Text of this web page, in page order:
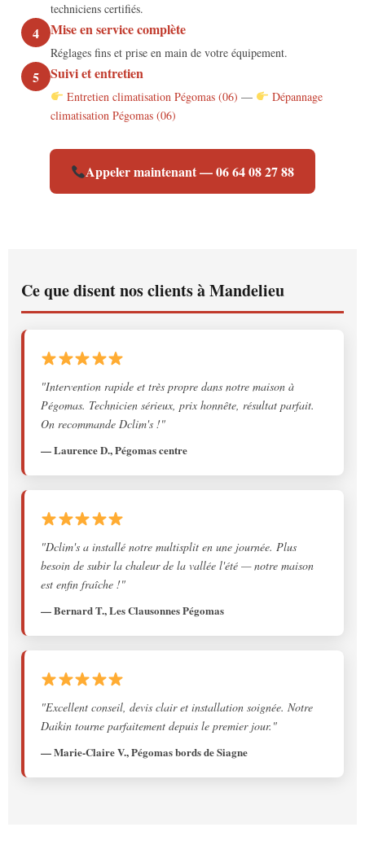
techniciens certifiés.
4 Mise en service complète
Réglages fins et prise en main de votre équipement.
5 Suivi et entretien
Entretien climatisation Pégomas (06) —
Dépannage
climatisation Pégomas (06)
Appeler maintenant — 06 64 08 27 88
Ce que disent nos clients à Mandelieu
"Intervention rapide et très propre dans notre maison à
Pégomas. Technicien sérieux, prix honnête, résultat parfait.
On recommande Dclim's !"
— Laurence D., Pégomas centre
"Dclim's a installé notre multisplit en une journée. Plus
besoin de subir la chaleur de la vallée l'été — notre maison
est enfin fraîche !"
— Bernard T., Les Clausonnes Pégomas
"Excellent conseil, devis clair et installation soignée. Notre
Daikin tourne parfaitement depuis le premier jour."
— Marie-Claire V., Pégomas bords de Siagne